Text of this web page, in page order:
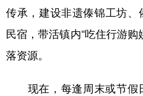
传承，建设非遗傣锦工坊、
民宿，带活镇内“吃住行游
落资源。
现在，每逢周末或节假